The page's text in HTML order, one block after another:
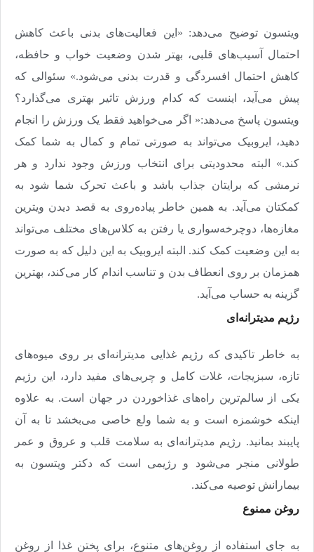
ویتسون توضیح می‌دهد: «این فعالیت‌های بدنی باعث کاهش
احتمال آسیب‌های قلبی، بهتر شدن وضعیت خواب و حافظه،
کاهش احتمال افسردگی و قدرت بدنی می‌شود.» سئوالی که
پیش می‌آید، اینست که کدام ورزش تاثیر بهتری می‌گذارد؟
ویتسون پاسخ می‌دهد:« اگر می‌خواهید فقط یک ورزش را انجام
دهید، ایروبیک می‌تواند به صورتی تمام و کمال به شما کمک
کند.» البته محدودیتی برای انتخاب ورزش وجود ندارد و هر
نرمشی که برایتان جذاب باشد و باعث تحرک شما شود به
کمکتان می‌آید. به همین خاطر پیاده‌روی به قصد دیدن ویترین
مغازه‌ها، دوچرخه‌سواری یا رفتن به کلاس‌های مختلف می‌تواند
به این وضعیت کمک کند. البته ایروبیک به این دلیل که به صورت
همزمان بر روی انعطاف بدن و تناسب اندام کار می‌کند، بهترین
گزینه به حساب می‌آید.
رژیم مدیترانه‌ای
به خاطر تاکیدی که رژیم غذایی مدیترانه‌ای بر روی میوه‌های
تازه، سبزیجات، غلات کامل و چربی‌های مفید دارد، این رژیم
یکی از سالم‌ترین راه‌های غذاخوردن در جهان است. به علاوه
اینکه خوشمزه است و به شما ولع خاصی می‌بخشد تا به آن
پایبند بمانید. رژیم مدیترانه‌ای به سلامت قلب و عروق و عمر
طولانی منجر می‌شود و رژیمی است که دکتر ویتسون به
بیمارانش توصیه می‌کند.
روغن ممنوع
به جای استفاده از روغن‌های متنوع، برای پختن غذا از روغن